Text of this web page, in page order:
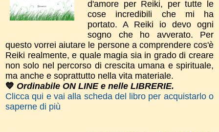
d'amor​e per Reiki, per tutte le
cose incredibili che mi ha
portato. A Reiki io devo ogni
sogno che ho avverato. ​Per
questo vorrei aiutare le persone a comprendere cos'è
Reiki realmente, e quale magia sia in grado di creare
non solo nel percorso di crescita umana e spirituale,
ma anche e soprattutto nella vita materiale.
💙 Ordinabile ON LINE e nelle LIBRERIE.
Clicca qui e vai alla scheda del libro per acquistarlo o
saperne di più